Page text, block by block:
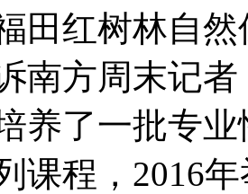
田红树林自
南方周末记
养了一批专
课程，2016